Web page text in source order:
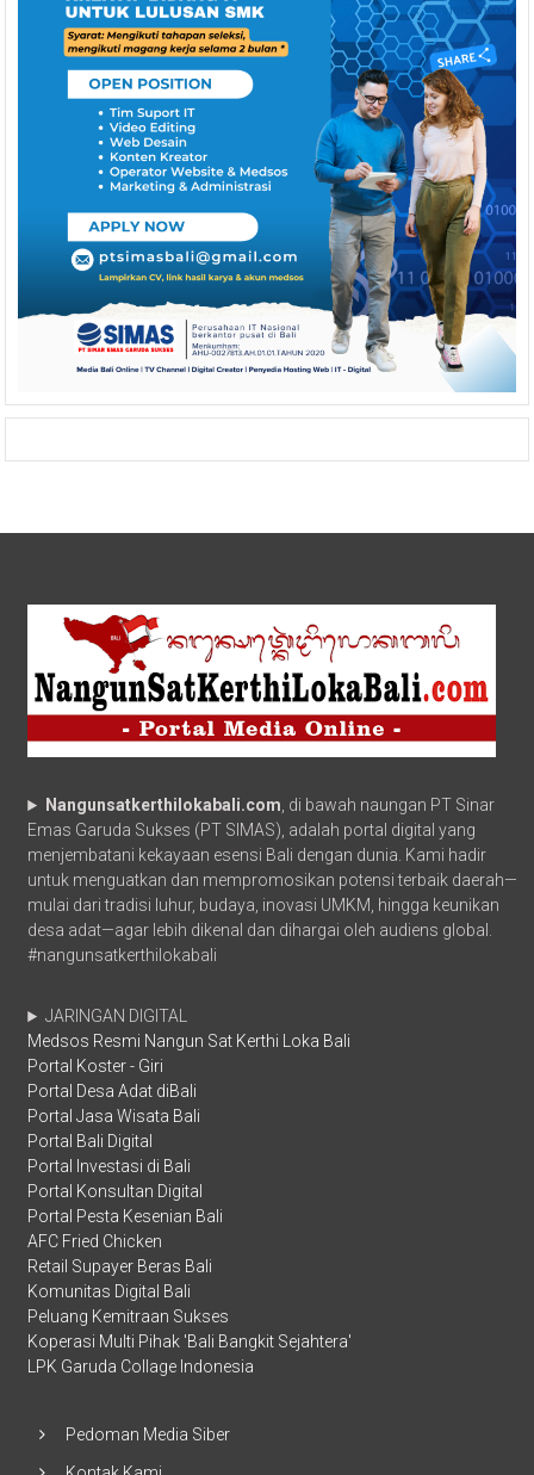
Nangunsatkerthilokabali.com , di bawah naungan PT Sinar
Emas Garuda Sukses (PT SIMAS), adalah portal digital yang
menjembatani kekayaan esensi Bali dengan dunia. Kami hadir
untuk menguatkan dan mempromosikan potensi terbaik daerah—
mulai dari tradisi luhur, budaya, inovasi UMKM, hingga keunikan
desa adat—agar lebih dikenal dan dihargai oleh audiens global.
#nangunsatkerthilokabali
JARINGAN DIGITAL
Medsos Resmi Nangun Sat Kerthi Loka Bali
Portal Koster - Giri
Portal Desa Adat diBali
Portal Jasa Wisata Bali
Portal Bali Digital
Portal Investasi di Bali
Portal Konsultan Digital
Portal Pesta Kesenian Bali
AFC Fried Chicken
Retail Supayer Beras Bali
Komunitas Digital Bali
Peluang Kemitraan Sukses
Koperasi Multi Pihak 'Bali Bangkit Sejahtera'
LPK Garuda Collage Indonesia
Pedoman Media Siber